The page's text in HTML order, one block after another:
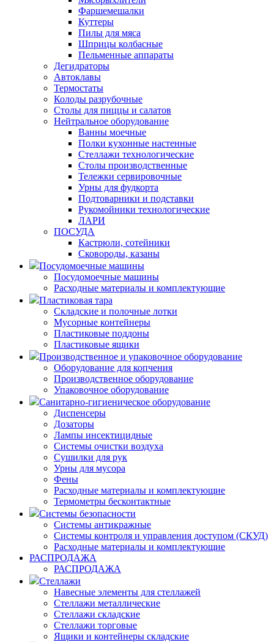
Фаршемешалки
Куттеры
Пилы для мяса
Шприцы колбасные
Пельменные аппараты
Дегидраторы
Автоклавы
Термостаты
Колоды разрубочные
Столы для пиццы и салатов
Нейтральное оборудование
Ванны моечные
Полки кухонные настенные
Стеллажи технологические
Столы производственные
Тележки сервировочные
Урны для фудкорта
Подтоварники и подставки
Рукомойники технологические
ЛАРИ
ПОСУДА
Кастрюли, сотейники
Сковороды, казаны
Посудомоечные машины
Посудомоечные машины
Расходные материалы и комплектующие
Пластиковая тара
Складские и полочные лотки
Мусорные контейнеры
Пластиковые поддоны
Пластиковые ящики
Производственное и упаковочное оборудование
Оборудование для копчения
Производственное оборудование
Упаковочное оборудование
Санитарно-гигиеническое оборудование
Диспенсеры
Дозаторы
Лампы инсектицидные
Системы очистки воздуха
Сушилки для рук
Урны для мусора
Фены
Расходные материалы и комплектующие
Термометры бесконтактные
Системы безопасности
Системы антикражные
Системы контроля и управления доступом (СКУД)
Расходные материалы и комплектующие
РАСПРОДАЖА
РАСПРОДАЖА
Стеллажи
Навесные элементы для стеллажей
Стеллажи металлические
Стеллажи складские
Стеллажи торговые
Ящики и контейнеры складские